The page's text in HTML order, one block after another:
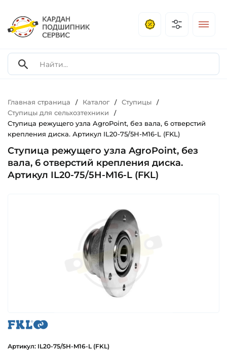
Главная страница / Каталог / Ступицы /
Ступицы для сельхозтехники /
Ступица режущего узла AgroPoint, без вала, 6 отверстий
крепления диска. Артикул IL20-75/5H-M16-L (FKL)
Ступица режущего узла AgroPoint, без
вала, 6 отверстий крепления диска.
Артикул IL20-75/5H-M16-L (FKL)
Артикул: IL20-75/5H-M16-L (FKL)